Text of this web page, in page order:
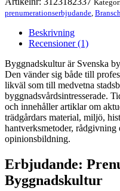
prenumerationserbjudande
Beskrivning
Recensioner (1)
Byggnadskultur är Svenska
Den vänder sig både till
likväl som till medvetna
byggnadsvårdsintresserade.
och innehåller artiklar om
trädgårdars material, miljö,
hantverksmetoder, rådgivning
opinionsbildning.
Erbjudande:
Byggnadskultur